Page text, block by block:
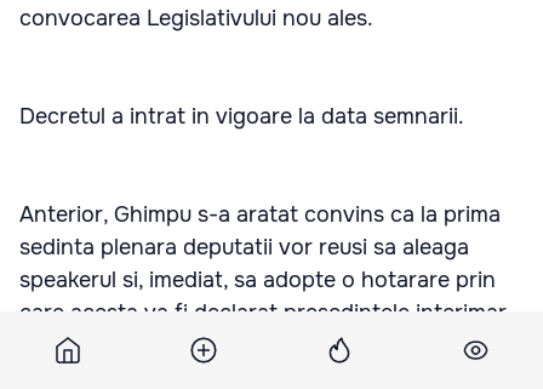
convocarea Legislativului nou ales.
Decretul a intrat in vigoare la data semnarii.
Anterior, Ghimpu s-a aratat convins ca la prima
sedinta plenara deputatii vor reusi sa aleaga
speakerul si, imediat, sa adopte o hotarare prin
care acesta va fi declarat presedintele interimar
al tarii.